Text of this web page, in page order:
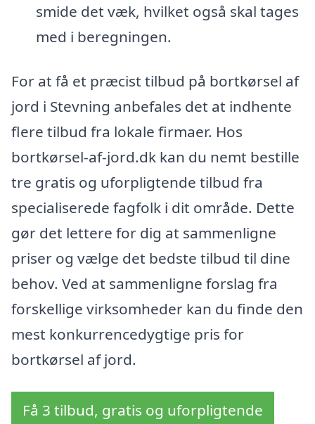
smide det væk, hvilket også skal tages
med i beregningen.
For at få et præcist tilbud på bortkørsel af
jord i Stevning anbefales det at indhente
flere tilbud fra lokale firmaer. Hos
bortkørsel-af-jord.dk kan du nemt bestille
tre gratis og uforpligtende tilbud fra
specialiserede fagfolk i dit område. Dette
gør det lettere for dig at sammenligne
priser og vælge det bedste tilbud til dine
behov. Ved at sammenligne forslag fra
forskellige virksomheder kan du finde den
mest konkurrencedygtige pris for
bortkørsel af jord.
Få 3 tilbud, gratis og uforpligtende